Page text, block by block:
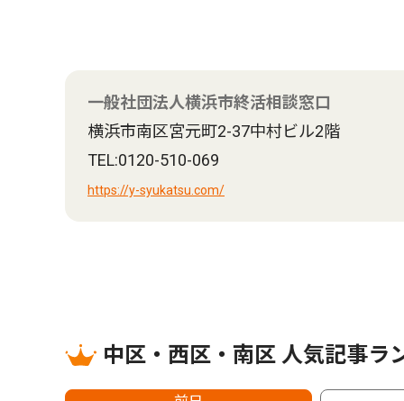
一般社団法人横浜市終活相談窓口
横浜市南区宮元町2-37中村ビル2階
TEL:0120-510-069
https://y-syukatsu.com/
中区・西区・南区 人気記事ラ